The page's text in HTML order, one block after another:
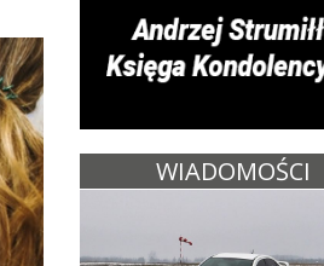
WIADOMOŚCI